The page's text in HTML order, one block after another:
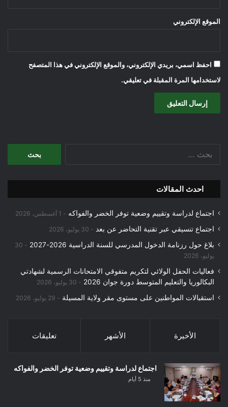
الموقع الإلكتروني
احفظ اسمي، بريدي الإلكتروني، والموقع الإلكتروني في هذا المتصفح
لاستخدامها المرة المقبلة في تعليقي.
احدث المقالات
اجتماع لدراسة وتقييم وضعية توفر الخضر والفواكه 1 أغسطس، 2026
اجتماع تنسيقي عبر تقنية التحاضر عن بعد 30 يوليو، 2026
بلاغ حول رزنامة الدخول المدرسي للسنة الدراسية 2026-2027
30
يوليو، 2026
فعاليات الحفل الولائي لتكريم متفوقي الامتحانات الرسمية لشهادتي
البكالوريا والتعليم المتوسط دورة جوان 2026
30 يوليو، 2026
استقبالات المواطنين على مستوى مقر ولاية المسيلة 29 يوليو، 2026
الأخيرة الأشهر تعليقات
اجتماع لدراسة وتقييم وضعية توفر الخضر والفواكه
منذ 5 أيام